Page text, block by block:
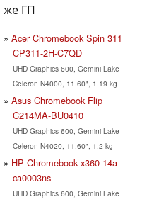
же ГП
Acer Chromebook Spin 311
CP311-2H-C7QD
UHD Graphics 600, Gemini Lake
Celeron N4000, 11.60", 1.19 kg
Asus Chromebook Flip
C214MA-BU0410
UHD Graphics 600, Gemini Lake
Celeron N4020, 11.60", 1.2 kg
HP Chromebook x360 14a-
ca0003ns
UHD Graphics 600, Gemini Lake